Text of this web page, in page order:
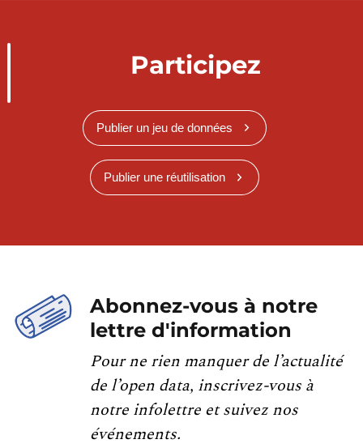
Participez
Publier un jeu de données
Publier une réutilisation
Abonnez-vous à notre
lettre d'information
Pour ne rien manquer de l’actualité
de l’open data, inscrivez-vous à
notre infolettre et suivez nos
événements.